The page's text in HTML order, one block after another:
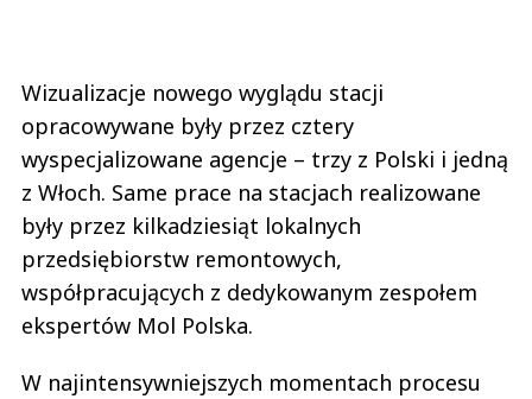
Wizualizacje nowego wyglądu stacji
opracowywane były przez cztery
wyspecjalizowane agencje – trzy z Polski i jedną
z Włoch. Same prace na stacjach realizowane
były przez kilkadziesiąt lokalnych
przedsiębiorstw remontowych,
współpracujących z dedykowanym zespołem
ekspertów Mol Polska.
W najintensywniejszych momentach procesu